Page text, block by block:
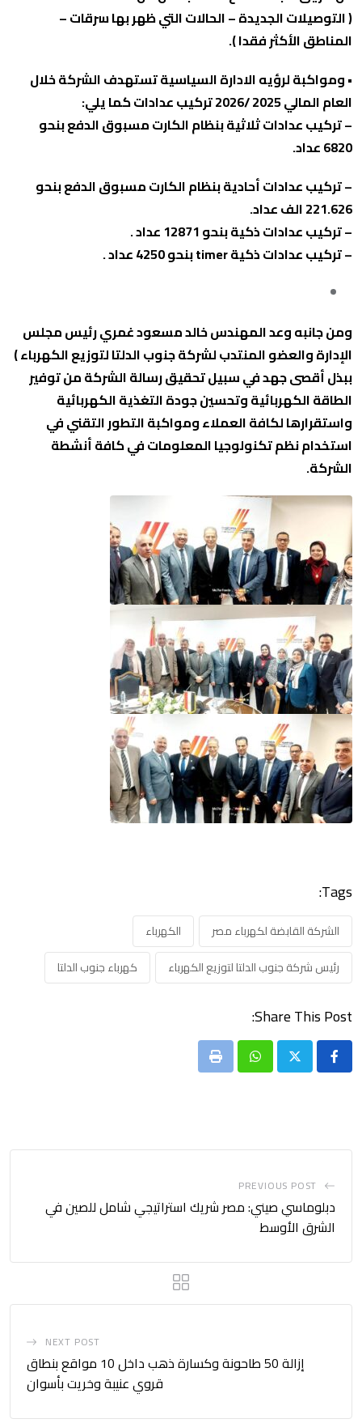
( التوصيلات الجديدة – الحالات التي ظهر بها سرقات –
المناطق الأكثر فقدا ).
• ومواكبة لرؤيه الادارة السياسية تستهدف الشركة خلال
العام المالي 2025 /2026 تركيب عدادات كما يلي:
– تركيب عدادات ثلاثية بنظام الكارت مسبوق الدفع بنحو
6820 عداد.
– تركيب عدادات أحادية بنظام الكارت مسبوق الدفع بنحو
221.626 الف عداد.
– تركيب عدادات ذكية بنحو 12871 عداد .
– تركيب عدادات ذكية timer بنحو 4250 عداد .
ومن جانبه وعد المهندس خالد مسعود غمري رئيس مجلس
الإدارة والعضو المنتدب لشركة جنوب الدلتا لتوزيع الكهرباء )
ببذل أقصى جهد في سبيل تحقيق رسالة الشركة من توفير
الطاقة الكهربائية وتحسين جودة التغذية الكهربائية
واستقرارها لكافة العملاء ومواكبة التطور التقني في
استخدام نظم تكنولوجيا المعلومات في كافة أنشطة
الشركة.
Tags:
الشركة القابضة لكهرباء مصر
الكهرباء
رئيس شركة جنوب الدلتا لتوزيع الكهرباء
كهرباء جنوب الدلتا
Share This Post:
Whatsapp
Print
PREVIOUS POST
دبلوماسي صيني: مصر شريك استراتيجي شامل للصين في
الشرق الأوسط
NEXT POST
إزالة 50 طاحونة وكسارة ذهب داخل 10 مواقع بنطاق
قروي عنيبة وخريت بأسوان